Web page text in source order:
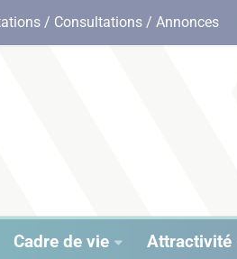
/ Consultations / Annonces
Cadre de vie Attractivité